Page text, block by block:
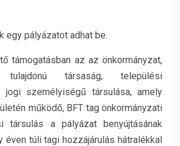
egy pályázatot adhat be.
támogatásban az az önkormányzat,
tulajdonú társaság, települési
jogi személyiségű társulása, amely
működő, BFT tag önkormányzati
társulás a pályázat benyújtásának
éven túli tagi hozzájárulás hátralékkal